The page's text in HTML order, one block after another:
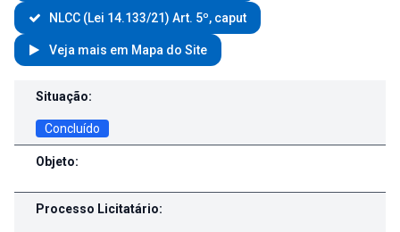
NLCC (Lei 14.133/21) Art. 5º, caput
Veja mais em Mapa do Site
Contratos e Aditivos
Situação:
Concluído
Objeto:
Processo Licitatário: